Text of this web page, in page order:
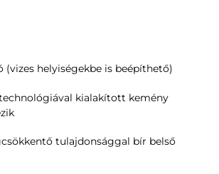
(vizes helyiségekbe is beépíthető)
technológiával kialakított kemény
tulajdonsággal bír belső